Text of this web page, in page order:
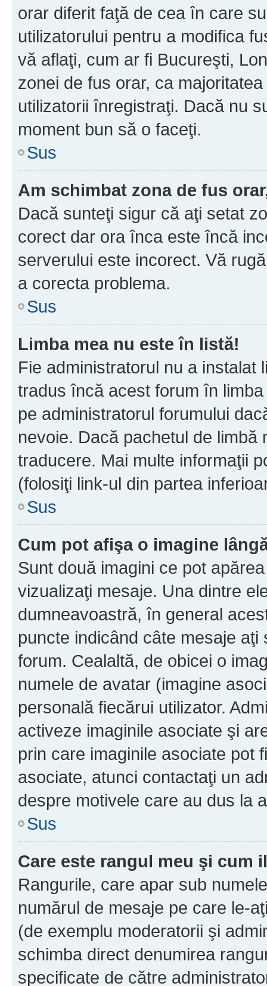
orar diferit faţă de cea în care
utilizatorului pentru a modifica
vă aflaţi, cum ar fi Bucureşti,
zonei de fus orar, ca
utilizatorii înregistraţi. Dacă nu
moment bun să o faceţi.
Sus
Am schimbat zona de fus
Dacă sunteţi sigur că aţi setat
corect dar ora înca este încă
serverului este incorect. Vă
a corecta problema.
Sus
Limba mea nu este în listă!
Fie administratorul nu a instalat
tradus încă acest forum în
pe administratorul forumului
nevoie. Dacă pachetul de
traducere. Mai multe informaţii
(folosiţi link-ul din partea
Sus
Cum pot afişa o imagine
Sunt două imagini ce pot
vizualizaţi mesaje. Una dintre
dumneavoastră, în general
puncte indicând câte mesaje
forum. Cealaltă, de obicei o
numele de avatar (imagine
personală fiecărui utilizator.
activeze imaginile asociate şi
prin care imaginile asociate pot
asociate, atunci contactaţi un
despre motivele care au dus la
Sus
Care este rangul meu şi cum
Rangurile, care apar sub
numărul de mesaje pe care le-
(de exemplu moderatorii şi
schimba direct denumirea
specificate de către